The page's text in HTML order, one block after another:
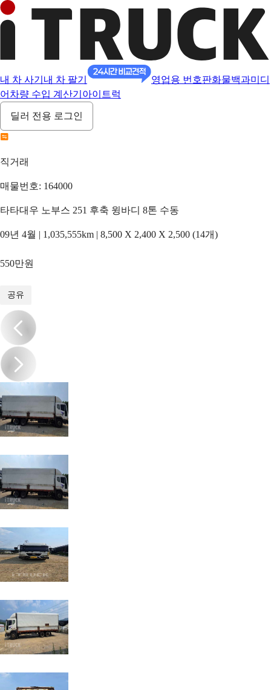
내 차 사기 내 차 팔기 영업용 번호판화물백과미디
어 차량 수입 계산기 아이트럭
딜러 전용 로그인
직거래
매물번호: 164000
타타대우 노부스 251 후축 윙바디 8톤 수동
09년 4월 | 1,035,555km | 8,500 X 2,400 X 2,500 (14개)
550만원
공유
/9